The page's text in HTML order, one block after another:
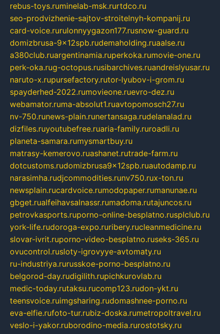
rebus-toys.ruminelab-msk.rurtdco.ru
seo-prodvizhenie-sajtov-stroitelnyh-kompanij.ru
card-voice.rurulonnyygazon177.rusnow-guard.ru
domizbrusa-9x12spb.rudemaholding.ruaalse.ru
a380club.ruargentinamia.ruperkoka.rumovie-one.ru
perk-oka.rug-octopus.rusibarchives.ruandreislyusar.ru
naruto-x.rupursefactory.rutor-lyubov-i-grom.ru
spayderhed-2022.rumovieone.ruevro-dez.ru
webamator.ruma-absolut1.ruavtopomosch27.ru
nv-750.runews-plain.runertansaga.rudelanalad.ru
dizfiles.ruyoutubefree.ruaria-family.ruroadli.ru
planeta-samara.rumysmartbuy.ru
matrasy-kemerovo.ruashanet.rutrade-farm.ru
dotcustoms.rudomizbrusa9x12spb.ruautodamp.ru
narasimha.rudjcommodities.runv750.rux-ton.ru
newsplain.rucardvoice.rumodopaper.rumanunae.ru
gbget.rualfeihavsalnassr.rumadoma.rutajuncos.ru
petrovkasports.ruporno-online-besplatno.rusplclub.ru
york-life.rudoroga-expo.ruribery.rucleanmedicine.ru
slovar-ivrit.ruporno-video-besplatno.ruseks-365.ru
ovucontrol.rusloty-igrovyye-avtomaty.ru
ru-industriya.rurusskoe-porno-besplatno.ru
belgorod-day.rudigilith.rupichkurovlab.ru
medic-today.rutaksu.rucomp123.rudon-ykt.ru
teensvoice.ruimgsharing.rudomashnee-porno.ru
eva-elfie.rufoto-tur.rubiz-doska.rumetropoltravel.ru
veslo-i-yakor.ruborodino-media.rurostotsky.ru